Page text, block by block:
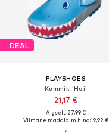
DEAL
PLAYSHOES
Kummik 'Hai'
21,17 €
Algselt: 27,99 €
Viimane madalaim hind:19,92 €